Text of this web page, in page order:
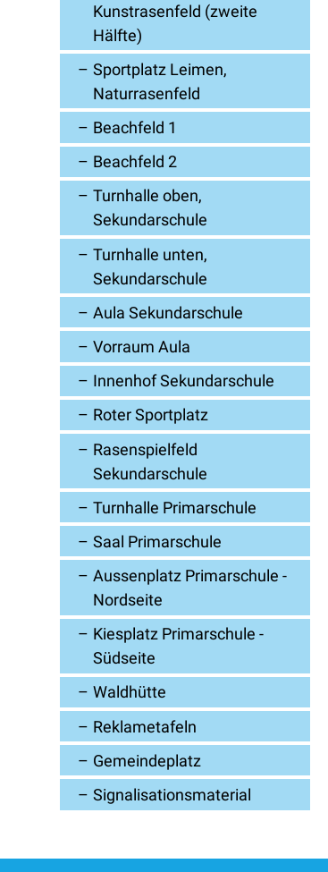
Kunstrasenfeld (zweite
Hälfte)
Sportplatz Leimen,
Naturrasenfeld
Beachfeld 1
Beachfeld 2
Turnhalle oben,
Sekundarschule
Turnhalle unten,
Sekundarschule
Aula Sekundarschule
Vorraum Aula
Innenhof Sekundarschule
Roter Sportplatz
Rasenspielfeld
Sekundarschule
Turnhalle Primarschule
Saal Primarschule
Aussenplatz Primarschule -
Nordseite
Kiesplatz Primarschule -
Südseite
Waldhütte
Reklametafeln
Gemeindeplatz
Signalisationsmaterial